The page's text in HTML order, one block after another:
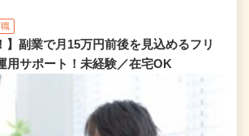
】副業で月15万円前後を見込めるフリ
用サポート！未経験／在宅OK